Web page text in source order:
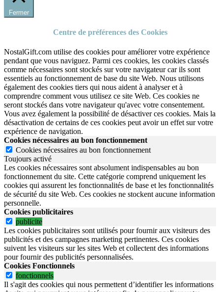
Fermer
Centre de préférences des Cookies
NostalGift.com utilise des cookies pour améliorer votre expérience
pendant que vous naviguez. Parmi ces cookies, les cookies classés
comme nécessaires sont stockés sur votre navigateur car ils sont
essentiels au fonctionnement de base du site Web. Nous utilisons
également des cookies tiers qui nous aident à analyser et à
comprendre comment vous utilisez ce site Web. Ces cookies ne
seront stockés dans votre navigateur qu'avec votre consentement.
Vous avez également la possibilité de désactiver ces cookies. Mais la
désactivation de certains de ces cookies peut avoir un effet sur votre
expérience de navigation.
Cookies nécessaires au bon fonctionnement
Cookies nécessaires au bon fonctionnement
Toujours activé
Les cookies nécessaires sont absolument indispensables au bon
fonctionnement du site. Cette catégorie comprend uniquement les
cookies qui assurent les fonctionnalités de base et les fonctionnalités
de sécurité du site Web. Ces cookies ne stockent aucune information
personnelle.
Cookies publicitaires
publicite
Les cookies publicitaires sont utilisés pour fournir aux visiteurs des
publicités et des campagnes marketing pertinentes. Ces cookies
suivent les visiteurs sur les sites Web et collectent des informations
pour fournir des publicités personnalisées.
Cookies Fonctionnels
fonctionnels
Il s'agit des cookies qui nous permettent d’identifier les informations